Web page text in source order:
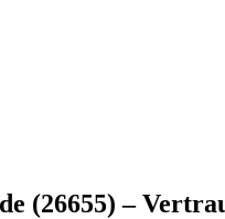
(26655) –